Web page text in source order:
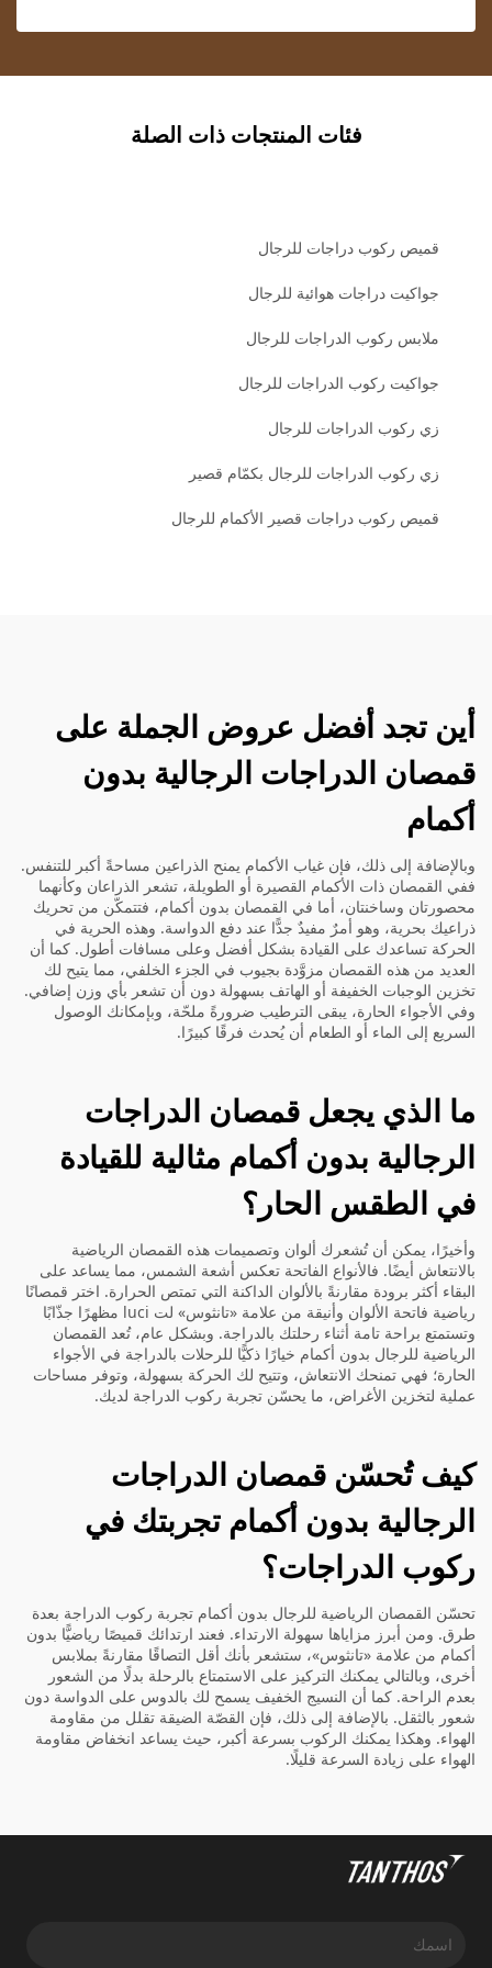
فئات المنتجات ذات الصلة
قميص ركوب دراجات للرجال
جواكيت دراجات هوائية للرجال
ملابس ركوب الدراجات للرجال
جواكيت ركوب الدراجات للرجال
زي ركوب الدراجات للرجال
زي ركوب الدراجات للرجال بكمّام قصير
قميص ركوب دراجات قصير الأكمام للرجال
أين تجد أفضل عروض الجملة على
قمصان الدراجات الرجالية بدون
أكمام
وبالإضافة إلى ذلك، فإن غياب الأكمام يمنح الذراعين مساحةً أكبر للتنفس.
ففي القمصان ذات الأكمام القصيرة أو الطويلة، تشعر الذراعان وكأنهما
محصورتان وساخنتان، أما في القمصان بدون أكمام، فتتمكّن من تحريك
ذراعيك بحرية، وهو أمرٌ مفيدٌ جدًّا عند دفع الدواسة. وهذه الحرية في
الحركة تساعدك على القيادة بشكل أفضل وعلى مسافات أطول. كما أن
العديد من هذه القمصان مزوَّدة بجيوب في الجزء الخلفي، مما يتيح لك
تخزين الوجبات الخفيفة أو الهاتف بسهولة دون أن تشعر بأي وزن إضافي.
وفي الأجواء الحارة، يبقى الترطيب ضرورةً ملحّة، وبإمكانك الوصول
السريع إلى الماء أو الطعام أن يُحدث فرقًا كبيرًا.
ما الذي يجعل قمصان الدراجات
الرجالية بدون أكمام مثالية للقيادة
في الطقس الحار؟
وأخيرًا، يمكن أن تُشعرك ألوان وتصميمات هذه القمصان الرياضية
بالانتعاش أيضًا. فالأنواع الفاتحة تعكس أشعة الشمس، مما يساعد على
البقاء أكثر برودة مقارنةً بالألوان الداكنة التي تمتص الحرارة. اختر قمصانًا
رياضية فاتحة الألوان وأنيقة من علامة «تانثوس» لت luci مظهرًا جذّابًا
وتستمتع براحة تامة أثناء رحلتك بالدراجة. وبشكل عام، تُعد القمصان
الرياضية للرجال بدون أكمام خيارًا ذكيًّا للرحلات بالدراجة في الأجواء
الحارة؛ فهي تمنحك الانتعاش، وتتيح لك الحركة بسهولة، وتوفر مساحات
عملية لتخزين الأغراض، ما يحسّن تجربة ركوب الدراجة لديك.
كيف تُحسّن قمصان الدراجات
الرجالية بدون أكمام تجربتك في
ركوب الدراجات؟
تحسّن القمصان الرياضية للرجال بدون أكمام تجربة ركوب الدراجة بعدة
طرق. ومن أبرز مزاياها سهولة الارتداء. فعند ارتدائك قميصًا رياضيًّا بدون
أكمام من علامة «تانثوس»، ستشعر بأنك أقل التصاقًا مقارنةً بملابس
أخرى، وبالتالي يمكنك التركيز على الاستمتاع بالرحلة بدلًا من الشعور
بعدم الراحة. كما أن النسيج الخفيف يسمح لك بالدوس على الدواسة دون
شعور بالثقل. بالإضافة إلى ذلك، فإن القصّة الضيقة تقلل من مقاومة
الهواء. وهكذا يمكنك الركوب بسرعة أكبر، حيث يساعد انخفاض مقاومة
الهواء على زيادة السرعة قليلًا.